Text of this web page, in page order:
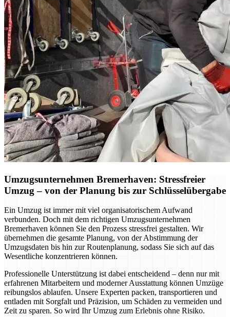
Umzugsunternehmen Bremerhaven: Stressfreier
Umzug – von der Planung bis zur Schlüsselübergabe
Ein Umzug ist immer mit viel organisatorischem Aufwand
verbunden. Doch mit dem richtigen Umzugsunternehmen
Bremerhaven können Sie den Prozess stressfrei gestalten. Wir
übernehmen die gesamte Planung, von der Abstimmung der
Umzugsdaten bis hin zur Routenplanung, sodass Sie sich auf das
Wesentliche konzentrieren können.
Professionelle Unterstützung ist dabei entscheidend – denn nur mit
erfahrenen Mitarbeitern und moderner Ausstattung können Umzüge
reibungslos ablaufen. Unsere Experten packen, transportieren und
entladen mit Sorgfalt und Präzision, um Schäden zu vermeiden und
Zeit zu sparen. So wird Ihr Umzug zum Erlebnis ohne Risiko.